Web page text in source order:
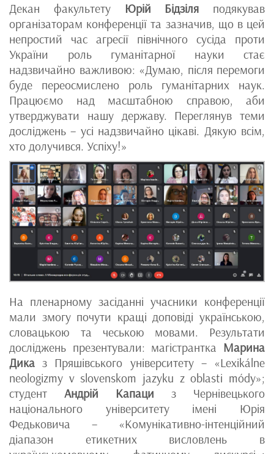
Декан факультету
Юрій Бідзіля подякував
організаторам конференції та зазначив, що в цей
непростий час агресії північного сусіда проти
України роль гуманітарної науки стає
надзвичайно важливою: «Думаю, після перемоги
буде переосмислено роль гуманітарних наук.
Працюємо над масштабною справою, аби
утверджувати нашу державу. Переглянув теми
досліджень – усі надзвичайно цікаві. Дякую всім,
хто долучився. Успіху!»
На пленарному засіданні учасники конференції
мали змогу почути кращі доповіді українською,
словацькою та чеською мовами. Результати
досліджень презентували: магістрантка Марина
Дика з Пряшівського університету – «Lexikálne
neologizmy v slovenskom jazyku z oblasti módy»;
студент Андрій Капаци з Чернівецького
національного університету імені Юрія
Федьковича – «Комунікативно-інтенційний
діапазон етикетних висловлень в